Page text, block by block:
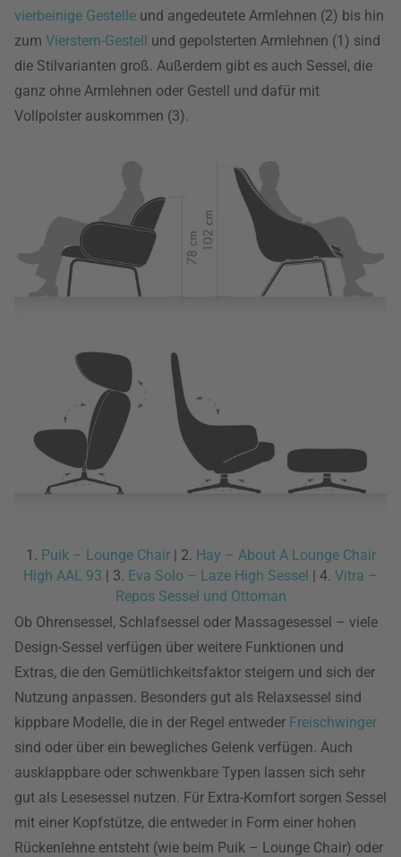
vierbeinige Gestelle und angedeutete Armlehnen (2) bis hin
zum Vierstern-Gestell und gepolsterten Armlehnen (1) sind
die Stilvarianten groß. Außerdem gibt es auch Sessel, die
ganz ohne Armlehnen oder Gestell und dafür mit
Vollpolster auskommen (3).
1. Puik – Lounge Chair| 2. Hay – About A Lounge Chair
High AAL 93 | 3. Eva Solo – Laze High Sessel | 4. Vitra –
Repos Sessel und Ottoman
Ob Ohrensessel, Schlafsessel oder Massagesessel – viele
Design-Sessel verfügen über weitere Funktionen und
Extras, die den Gemütlichkeitsfaktor steigern und sich der
Nutzung anpassen. Besonders gut als Relaxsessel sind
kippbare Modelle, die in der Regel entweder Freischwinger
sind oder über ein bewegliches Gelenk verfügen. Auch
ausklappbare oder schwenkbare Typen lassen sich sehr
gut als Lesesessel nutzen. Für Extra-Komfort sorgen Sessel
mit einer Kopfstütze, die entweder in Form einer hohen
Rückenlehne entsteht (wie beim Puik – Lounge Chair) oder